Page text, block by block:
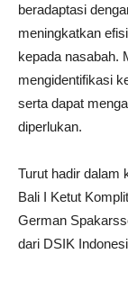
beradaptasi
meningkatkan
kepada nasabah.
mengidentifikasi
serta dapat
diperlukan.
Turut hadir dalam
Bali I Ketut
German
dari DSIK